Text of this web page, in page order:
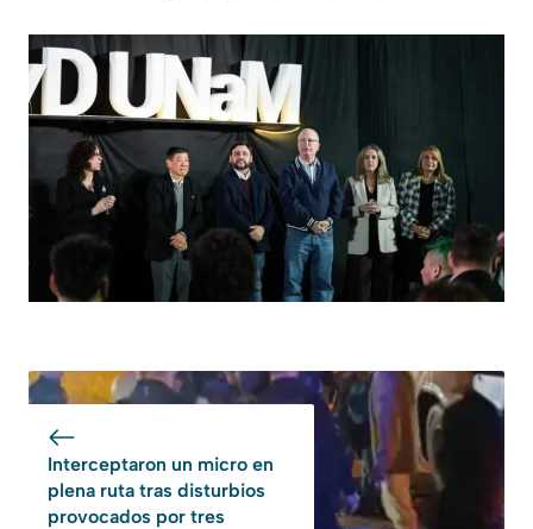
Interceptaron un micro en
plena ruta tras disturbios
provocados por tres